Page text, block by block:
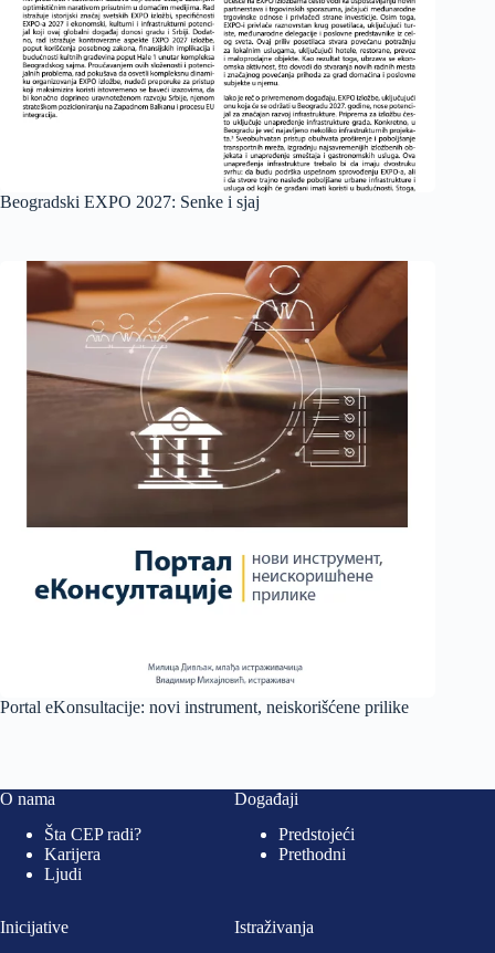
Beogradski EXPO 2027: Senke i sjaj
Portal eKonsultacije: novi instrument, neiskorišćene prilike
O nama
Šta CEP radi?
Karijera
Ljudi
Događaji
Predstojeći
Prethodni
Inicijative
Istraživanja